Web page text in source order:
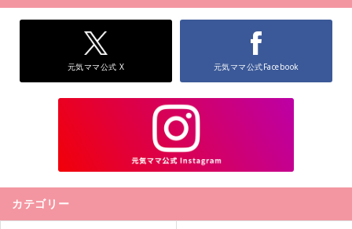
元気ママ公式 X 元気ママ公式Facebook
カテゴリー